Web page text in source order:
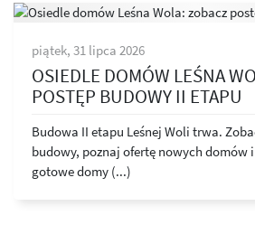
piątek, 31 lipca 2026
OSIEDLE DOMÓW LEŚNA
POSTĘP BUDOWY II ETAPU
Budowa II etapu Leśnej Woli trwa.
budowy, poznaj ofertę nowych domów
gotowe domy (...)